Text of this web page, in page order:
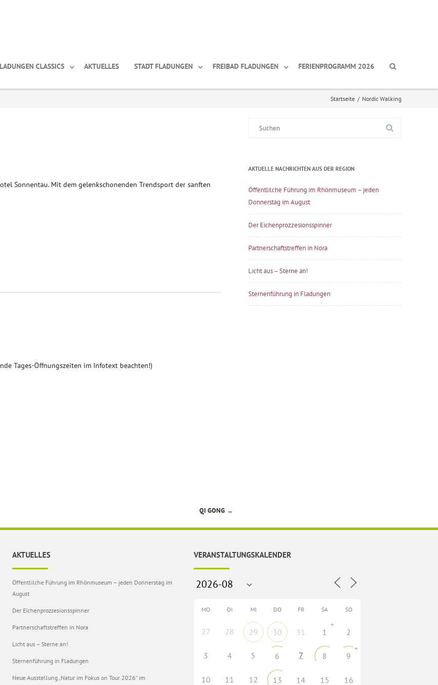
CLASSICS AKTUELLES STADT FLADUNGEN FREIBAD FLADUNGEN FERIENPROGRAMM 2026
Startseite / Nordic Walking
Sonnentau. Mit dem gelenkschonenden Trendsport der sanften
Tages-Öffnungszeiten im Infotext beachten!)
QI GONG →
AKTUELLE NACHRICHTEN AUS DER REGION
Öffentlilche Führung im Rhönmuseum – jeden
Donnerstag im August
Der Eichenprozzesionsspinner
Partnerschaftstreffen in Nora
Licht aus – Sterne an!
Sternenführung in Fladungen
AKTUELLES
Öffentlilche Führung im Rhönmuseum – jeden Donnerstag im
August
Der Eichenprozzesionsspinner
Partnerschaftstreffen in Nora
Licht aus – Sterne an!
Sternenführung in Fladungen
Neue Ausstellung „Natur im Fokus on Tour 2026“ im
VERANSTALTUNGSKALENDER
MO DI MI DO FR SA SO
27 28 29 30 31 1
+
2
3 4 5 6 7 8 9
+
10 11 12 13 14 15 16